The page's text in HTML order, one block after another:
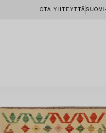
OTA YHTEYTTÄ SUOMI